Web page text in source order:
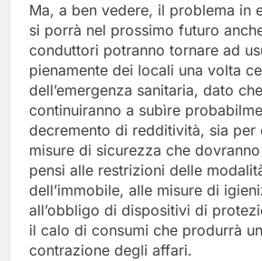
Ma, a ben vedere, il problema in
si porrà nel prossimo futuro
conduttori potranno tornare ad
pienamente dei locali una volta
dell’emergenza sanitaria, dato
continuiranno a subìre
decremento di redditività, sia per
misure di sicurezza che
pensi alle restrizioni delle
dell’immobile, alle misure di
all’obbligo di dispositivi di
il calo di consumi che produrrà
contrazione degli affari.